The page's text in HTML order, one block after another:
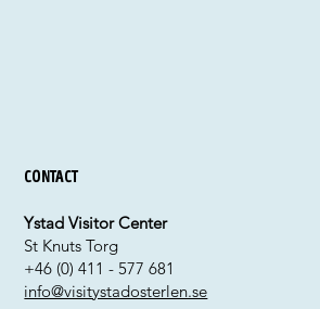
Contact
Ystad Visitor Center
St Knuts Torg
+46 (0) 411 - 577 681
info@visitystadosterlen.se